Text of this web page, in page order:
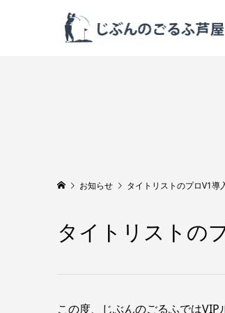
お知らせ タイトリストのプロV1導
タイトリストの
この度、じぶんのごるふでは